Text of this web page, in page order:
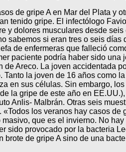
de gripe A en Mar del Plata y
tenido gripe. El infectólogo
dolores musculares desde
sabemos si eran tres o seis
de enfermeras que falleció
paciente podría haber sido
Areco. La joven accidentada
la joven de 16 años como
en sus células. Sin embargo,
la gripe de este año en
Anlis- Malbrán. Otras seis
los veranos hay casos
que es el invierno. No
provocado por la bacteria
de gripe A sino de una